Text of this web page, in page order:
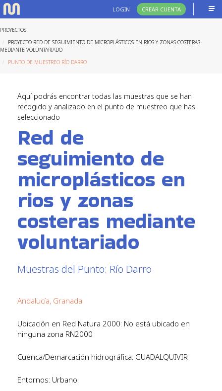
LOGIN CREAR CUENTA
PROYECTOS
PROYECTO RED DE SEGUIMIENTO DE MICROPLÁSTICOS EN RIOS Y ZONAS COSTERAS
MEDIANTE VOLUNTARIADO
PUNTO DE MUESTREO RÍO DARRO
Aquí podrás encontrar todas las muestras que se han
recogido y analizado en el punto de muestreo que has
seleccionado
Red de
seguimiento de
microplásticos en
rios y zonas
costeras mediante
voluntariado
Muestras del Punto: Río Darro
Andalucía, Granada
Ubicación en Red Natura 2000: No está ubicado en
ninguna zona RN2000
Cuenca/Demarcación hidrográfica: GUADALQUIVIR
Entornos: Urbano